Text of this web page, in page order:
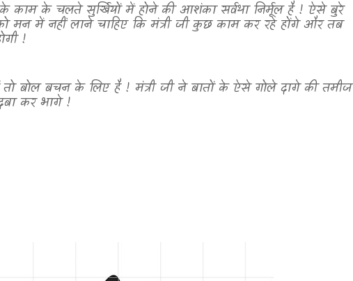
के काम के चलते सुर्खियों में होने की आशंका सर्वथा निर्मूल है ! ऐसे बुरे
मन में नहीं लाने चाहिए कि मंत्री जी कुछ काम कर रहे होंगे और तब
!
तो बोल बचन के लिए है ! मंत्री जी ने बातों के ऐसे गोले दागे की तमीज
कर भागे !